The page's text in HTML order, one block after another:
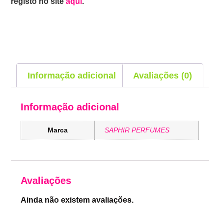
Informação adicional Avaliações (0)
Informação adicional
Marca SAPHIR PERFUMES
Avaliações
Ainda não existem avaliações.